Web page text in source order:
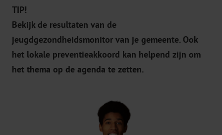
TIP!
Bekijk de resultaten van de
jeugdgezondheidsmonitor van je gemeente. Ook
het lokale preventieakkoord kan helpend zijn om
het thema op de agenda te zetten.